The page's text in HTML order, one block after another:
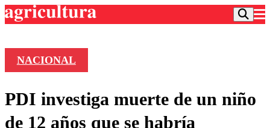
Frecuencias
Agricultura TV
NACIONAL
PDI investiga muerte de un niño
de 12 años que se habría